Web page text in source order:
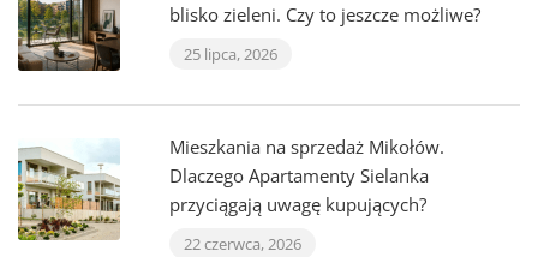
blisko zieleni. Czy to jeszcze możliwe?
25 lipca, 2026
Mieszkania na sprzedaż Mikołów.
Dlaczego Apartamenty Sielanka
przyciągają uwagę kupujących?
22 czerwca, 2026